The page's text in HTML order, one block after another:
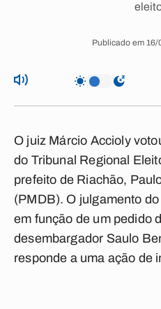
Publicado em
O juiz Márcio Accioly
do Tribunal Regional
prefeito de Riachão,
(PMDB). O julgamento
em função de um pedido
desembargador Saulo
responde a uma ação de